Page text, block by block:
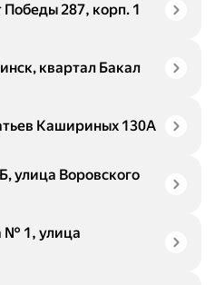
287, корп. 1
квартал Бакал
Кашириных 130А
улица Воровского
№ 1, улица